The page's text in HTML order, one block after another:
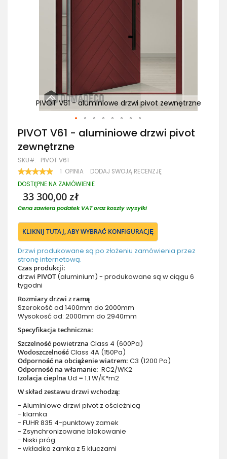
PIVOT V61 - aluminiowe drzwi pivot zewnętrzne
Przejdź
na
początek
galerii
PIVOT V61 - aluminiowe drzwi pivot
zewnętrzne
SKU PIVOT V61
OCENA:
100 100
1 OPINIA DODAJ SWOJĄ RECENZJĘ
DOSTĘPNE NA ZAMÓWIENIE
33 300,00 zł
Cena zawiera podatek VAT oraz koszty wysyłki
KLIKNIJ TUTAJ, ABY WYBRAĆ KONFIGURACJĘ
Drzwi produkowane są po złożeniu zamówienia przez
stronę internetową.
Czas produkcji:
drzwi PIVOT(aluminium) - produkowane są w ciągu 6
tygodni
Rozmiary drzwi z ramą
Szerokość od 1400mm do 2000mm
Wysokosć od: 2000mm do 2940mm
Specyfikacja techniczna:
Szczelność powietrzna Class 4 (600Pa)
WodoszczelnośćClass 4A (150Pa)
Odporność na obciążenie wiatrem: C3 (1200 Pa)
Odporność na włamanie: RC2/WK2
Izolacja cieplna Ud = 1.1 W/K*m2
W skład zestawu drzwi wchodzą:
- Aluminiowe drzwi pivot z ościeżnicą
- klamka
- FUHR 835 4-punktowy zamek
- Zsynchronizowane blokowanie
- Niski próg
- wkładka zamka z 5 kluczami